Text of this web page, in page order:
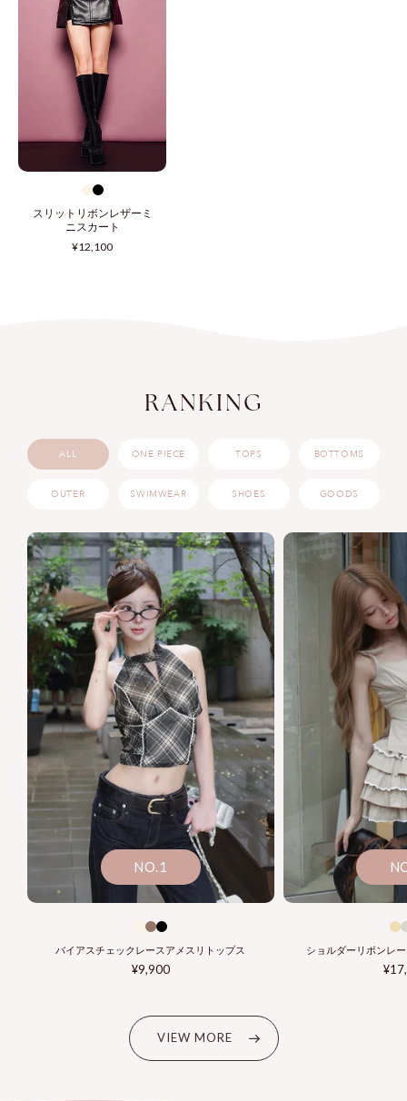
スリットリボンレザーミ
ニスカート
通
¥12,100
RANKING
ALL ONE PIECE TOPS BOTTOMS
OUTER SWIMWEAR SHOES GOODS
NO.1
バイアスチェックレースアメスリトップス
通
格
¥9,900
ショルダーリボンレ
通
VIEW MORE